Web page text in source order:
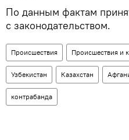
По данным фактам
с законодательством.
Происшествия Происшествия и
Узбекистан Казахстан
контрабанда